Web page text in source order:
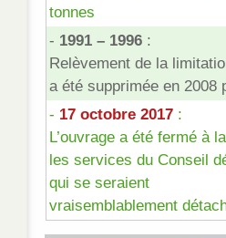
tonnes
- 1991 – 1996:
Relèvement de la
a été supprimée en 2008
- 17 octobre 2017:
L’ouvrage a été fermé à
les services du Conseil
qui se seraient
vraisemblablement